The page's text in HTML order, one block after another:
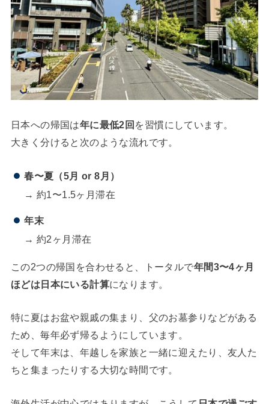
日本への帰国は年に最低2回 を習慣にしています。
大きく分けると次のような流れです。
春〜夏（5月 or 8月）
→ 約1〜1.5ヶ月滞在
年末
→ 約2ヶ月滞在
この2つの帰国を合わせると、トータルで年間3〜4ヶ月
ほどは日本にいる計算になります。
特に夏はお盆や親戚の集まり、父のお墓参りなどがある
ため、毎年必ず帰るようにしています。
そして年末は、年越しを家族と一緒に迎えたり、友人た
ちと集まったりする大切な時間です。